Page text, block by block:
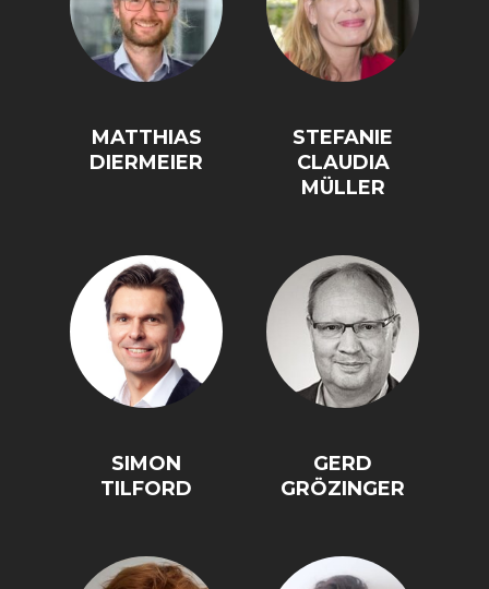
DIGITALISIERUNG
MATTHIAS
DIERMEIER
STEFANIE
CLAUDIA
MÜLLER
SIMON
TILFORD
GERD
GRÖZINGER